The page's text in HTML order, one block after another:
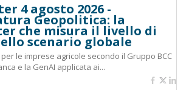
4 agosto 2026 -
Geopolitica: la
che misura il livello di
scenario globale
le imprese agricole secondo il Gruppo BCC
e la GenAI applicata ai...